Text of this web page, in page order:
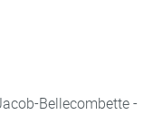
Bellecombette -